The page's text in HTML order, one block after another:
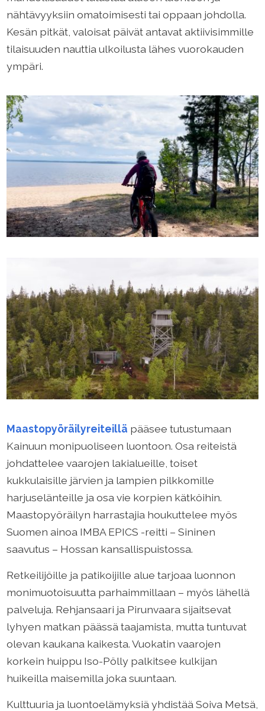
nähtävyyksiin omatoimisesti tai oppaan johdolla.
Kesän pitkät, valoisat päivät antavat aktiivisimmille
tilaisuuden nauttia ulkoilusta lähes vuorokauden
ympäri.
Maastopyöräilyreiteillä pääsee tutustumaan
Kainuun monipuoliseen luontoon. Osa reiteistä
johdattelee vaarojen lakialueille, toiset
kukkulaisille järvien ja lampien pilkkomille
harjuselänteille ja osa vie korpien kätköihin.
Maastopyöräilyn harrastajia houkuttelee myös
Suomen ainoa IMBA EPICS -reitti – Sininen
saavutus – Hossan kansallispuistossa.
Retkeilijöille ja patikoijille alue tarjoaa luonnon
monimuotoisuutta parhaimmillaan – myös lähellä
palveluja. Rehjansaari ja Pirunvaara sijaitsevat
lyhyen matkan päässä taajamista, mutta tuntuvat
olevan kaukana kaikesta. Vuokatin vaarojen
korkein huippu Iso-Pölly palkitsee kulkijan
huikeilla maisemilla joka suuntaan.
Kulttuuria ja luontoelämyksiä yhdistää Soiva Metsä,